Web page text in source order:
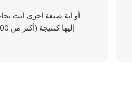
إليها كنتيجة (أكثر من 200 صيغة مدعومة)